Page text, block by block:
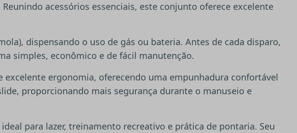
acessórios essenciais, este conjunto oferece excelente
dispensando o uso de gás ou bateria. Antes de cada disparo,
simples, econômico e de fácil manutenção.
ergonomia, oferecendo uma empunhadura confortável
proporcionando mais segurança durante o manuseio e
para lazer, treinamento recreativo e prática de pontaria. Seu